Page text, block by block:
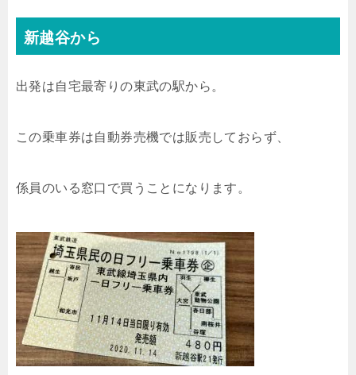
新越谷から
出発は自宅最寄りの東武の駅から。
この乗車券は自動券売機では販売しておらず、
係員のいる窓口で買うことになります。